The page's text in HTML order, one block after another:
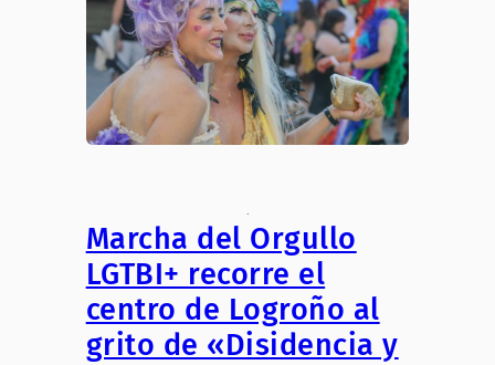
.
Marcha del Orgullo
LGTBI+ recorre el
centro de Logroño al
grito de «Disidencia y